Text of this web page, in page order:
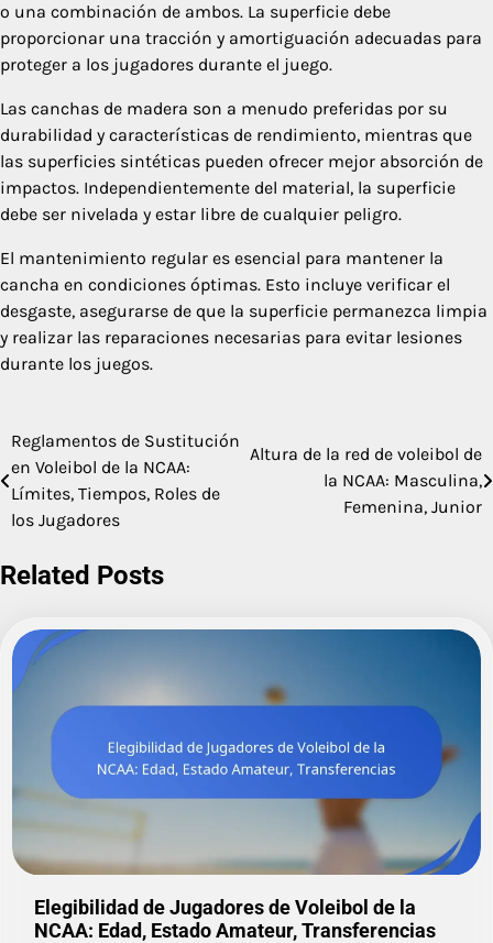
o una combinación de ambos. La superficie debe
proporcionar una tracción y amortiguación adecuadas para
proteger a los jugadores durante el juego.
Las canchas de madera son a menudo preferidas por su
durabilidad y características de rendimiento, mientras que
las superficies sintéticas pueden ofrecer mejor absorción de
impactos. Independientemente del material, la superficie
debe ser nivelada y estar libre de cualquier peligro.
El mantenimiento regular es esencial para mantener la
cancha en condiciones óptimas. Esto incluye verificar el
desgaste, asegurarse de que la superficie permanezca limpia
y realizar las reparaciones necesarias para evitar lesiones
durante los juegos.
Post
navigation
Reglamentos de Sustitución
en Voleibol de la NCAA:
Límites, Tiempos, Roles de
los Jugadores
Altura de la red de voleibol de
la NCAA: Masculina,
Femenina, Junior
Related Posts
Elegibilidad de Jugadores de Voleibol de la
NCAA: Edad, Estado Amateur, Transferencias